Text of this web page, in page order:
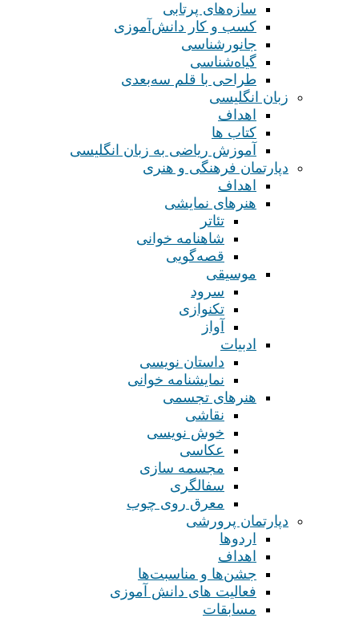
سازه‌های پرتابی
کسب و کار دانش‌آموزی
جانورشناسی
گیاه‌شناسی
طراحی با قلم سه‌بعدی
زبان انگلیسی
اهداف
کتاب ها
آموزش ریاضی به زبان انگلیسی
دپارتمان فرهنگی و هنری
اهداف
هنرهای نمایشی
تئاتر
شاهنامه خوانی
قصه‌گویی
موسیقی
سرود
تکنوازی
آواز
ادبیات
داستان نویسی
نمایشنامه خوانی
هنرهای تجسمی
نقاشی
خوش نویسی
عکاسی
مجسمه سازی
سفالگری
معرق روی چوب
دپارتمان پرورشی
اردوها
اهداف
جشن‌ها و مناسبت‌ها
فعالیت های دانش آموزی
مسابقات